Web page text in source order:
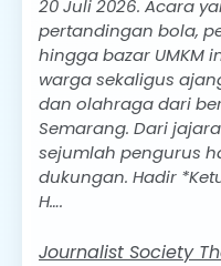
20 Juli 2026. Acara
pertandingan bola,
hingga bazar UMKM
warga sekaligus
dan olahraga dari
Semarang. Dari
sejumlah pengurus
dukungan. Hadir
H….
Journalist Society